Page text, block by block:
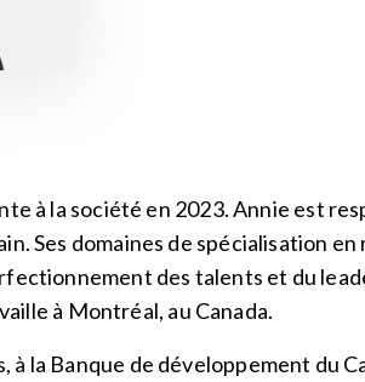
à la société en 2023. Annie est
Ses domaines de spécialisation en
des talents et du
à Montréal, au Canada.
la Banque de développement du